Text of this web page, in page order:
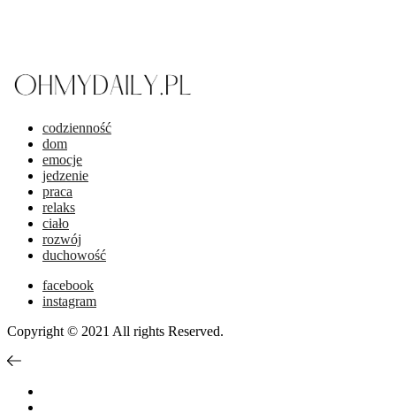
codzienność
dom
emocje
jedzenie
praca
relaks
ciało
rozwój
duchowość
facebook
instagram
Copyright © 2021 All rights Reserved.